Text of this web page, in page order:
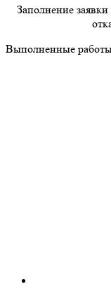
Заполнение
Выполненные